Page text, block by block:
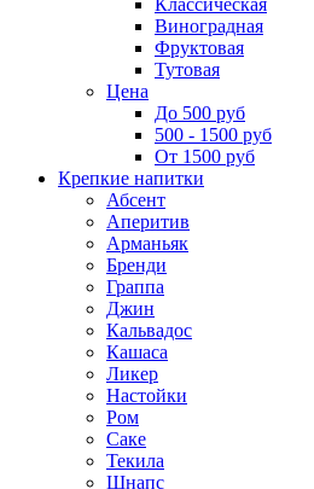
Виноградная
Фруктовая
Тутовая
Цена
До 500 руб
500 - 1500 руб
От 1500 руб
Крепкие напитки
Абсент
Аперитив
Арманьяк
Бренди
Граппа
Джин
Кальвадос
Кашаса
Ликер
Настойки
Ром
Саке
Текила
Шнапс